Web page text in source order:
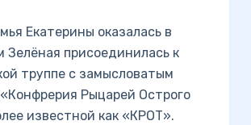
Екатерины оказалась в
Зелёная присоединилась к
труппе с замысловатым
Рыцарей Острого
известной как «КРОТ».